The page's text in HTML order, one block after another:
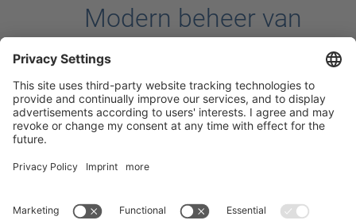
Modern beheer van
volle melk bij
Agroprodukt
Sonneberg
Producten,Drinkautomaten
#MediumFrame
#MelkTaxi #Pasteurisatie#Bericht